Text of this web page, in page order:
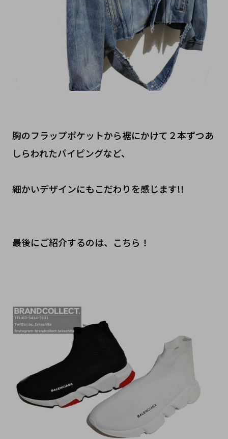
胸のフラップポケットから裾にかけて２本ずつあ
しらわれたパイピングなど、
細かいデザインにもこだわりを感じます!!
最後にご紹介するのは、こちら！